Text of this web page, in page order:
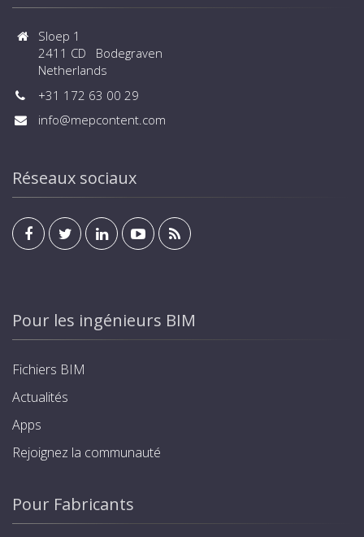
Sloep 1
2411 CD Bodegraven
Netherlands
+31 172 63 00 29
info@mepcontent.com
Réseaux sociaux
Pour les ingénieurs BIM
Fichiers BIM
Actualités
Apps
Rejoignez la communauté
Pour Fabricants